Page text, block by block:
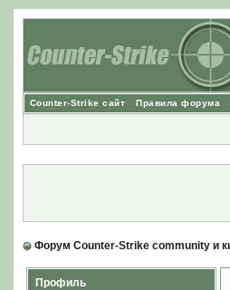
Counter-Strike сайт Правила форума
Форум Counter-Strike community и
Профиль